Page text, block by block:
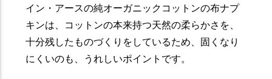
イン・アースの純オーガニックコットンの布ナプ
キンは、コットンの本来持つ天然の柔らかさを、
十分残したものづくりをしているため、固くなり
にくいのも、うれしいポイントです。